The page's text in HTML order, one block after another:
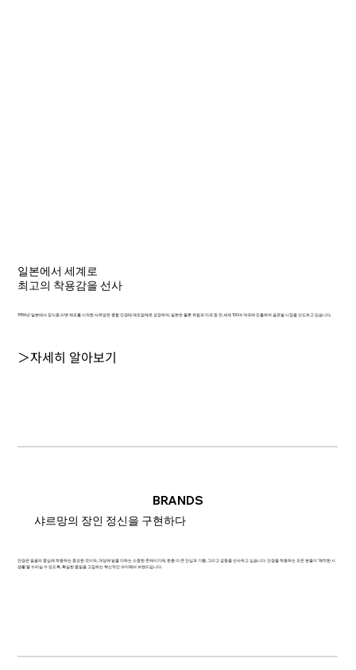
일본에서 세계로
최고의 착용감을 선사
1956년 일본에서 장식용 리벳 제조를 시작한 샤르망은 종합 안경테 제조업체로 성장하여, 일본은 물론 유럽과 미국 등 전 세계 100여 개국에 진출하며 글로벌 시장을 선도하고 있습니다.
＞자세히 알아보기
BRANDS
샤르망의 장인 정신을 구현하다
안경은 얼굴의 중심에 착용하는 중요한 것이자, 개성에 빛을 더하는 소중한 존재이기에, 한층 더 큰 안심과 기쁨, 그리고 감동을 선사하고 싶습니다. 안경을 착용하는 모든 분들이 '쾌적한 시
생활'을 누리실 수 있도록, 확실한 품질을 고집하는 혁신적인 아이웨어 브랜드입니다.